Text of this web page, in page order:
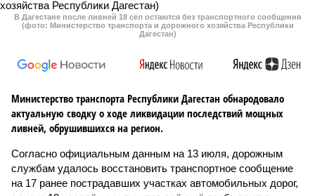
В Дагестане после ливней 18 сёл остаются без транспортного сообщения
(фото: Министерство транспорта и дорожного хозяйства Республики
Дагестан)
Министерство транспорта Республики Дагестан обнародовало
актуальную сводку о ходе ликвидации последствий мощных
ливней, обрушившихся на регион.
Согласно официальным данным на 13 июля, дорожным
службам удалось восстановить транспортное сообщение
на 17 ранее пострадавших участках автомобильных дорог,